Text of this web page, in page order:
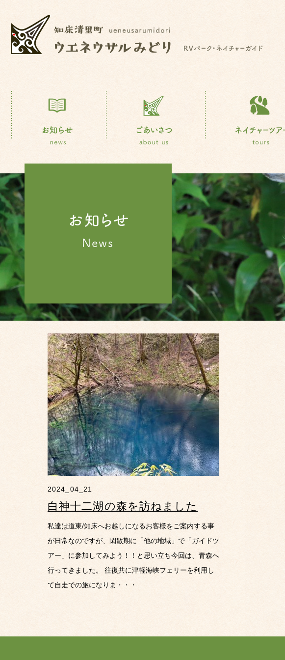
2024_04_21
白神十二湖の森を訪ねました
私達は道東/知床へお越しになるお客様をご案内する事
が日常なのですが、閑散期に「他の地域」で「ガイドツ
アー」に参加してみよう！！と思い立ち今回は、青森へ
行ってきました。 往復共に津軽海峡フェリーを利用し
て自走での旅になりま・・・